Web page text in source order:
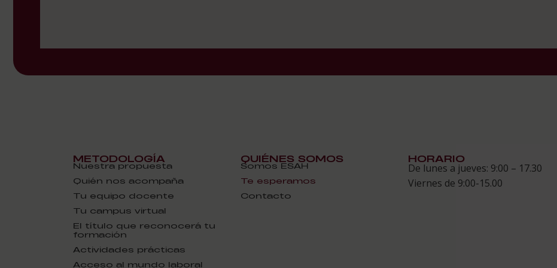
METODOLOGÍA
Nuestra propuesta
Quién nos acompaña
Tu equipo docente
Tu campus virtual
El título que reconocerá tu
formación
Actividades prácticas
Acceso al mundo laboral
QUIÉNES SOMOS
Somos ESAH
Te esperamos
Contacto
HORARIO
De lunes a jueves: 9:00 – 17.30
Viernes de 9:00-15.00